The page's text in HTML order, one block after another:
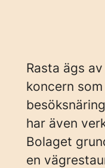
Rasta ägs
koncern
har även
Bolaget
en